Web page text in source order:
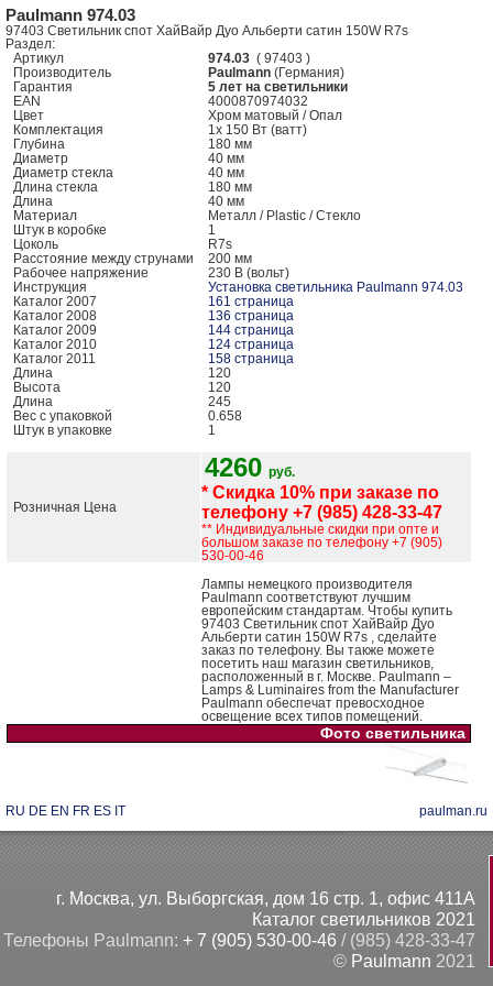
Paulmann 974.03
97403 Светильник спот ХайВайр Дуо Альберти сатин 150W R7s
Раздел:
Артикул
974.03 ( 97403 )
Производитель
Paulmann (Германия)
Гарантия
5 лет на светильники
EAN
4000870974032
Цвет
Хром матовый / Опал
Комплектация
1x 150 Вт (ватт)
Глубина
180 мм
Диаметр
40 мм
Диаметр стекла
40 мм
Длина стекла
180 мм
Длина
40 мм
Mатериал
Металл / Plastic / Стекло
Штук в коробке
1
Цоколь
R7s
Расстояние между струнами
200 мм
Рабочее напряжение
230 В (вольт)
Инструкция
Установка светильника Paulmann 974.03
Каталог 2007
161 страница
Каталог 2008
136 страница
Каталог 2009
144 страница
Каталог 2010
124 страница
Каталог 2011
158 страница
Длина
120
Высота
120
Длина
245
Вес с упаковкой
0.658
Штук в упаковке
1
Розничная Цена
4260 руб.
* Скидка 10% при заказе по
телефону +7 (985) 428-33-47
** Индивидуальные скидки при опте и
большом заказе по телефону +7 (905)
530-00-46
Лампы немецкого производителя
Paulmann соответствуют лучшим
европейским стандартам. Чтобы купить
97403 Светильник спот ХайВайр Дуо
Альберти сатин 150W R7s , сделайте
заказ по телефону. Вы также можете
посетить наш магазин светильников,
расположенный в г. Москве. Paulmann –
Lamps & Luminaires from the Manufacturer
Paulmann обеспечат превосходное
освещение всех типов помещений.
Фото светильника
RU DE EN FR ES IT paulman.ru
г. Москва, ул. Выборгская, дом 16 стр. 1, офис 411А
Каталог светильников 2021
Телефоны Paulmann: + 7 (905) 530-00-46 / (985) 428-33-47
© Paulmann 2021